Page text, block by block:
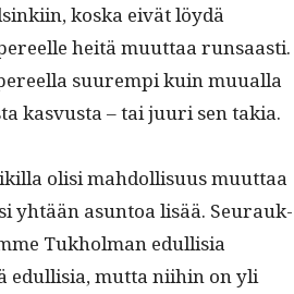
kos­ka eivät löy­dä
heitä muut­taa run­saasti.
suurem­pi kuin muual­la
kasvus­ta – tai juuri sen takia.
olisi mah­dol­lisu­us muut­taa
yhtään asun­toa lisää. Seu­rauk­
Tukhol­man edullisia
edullisia, mut­ta niihin on yli